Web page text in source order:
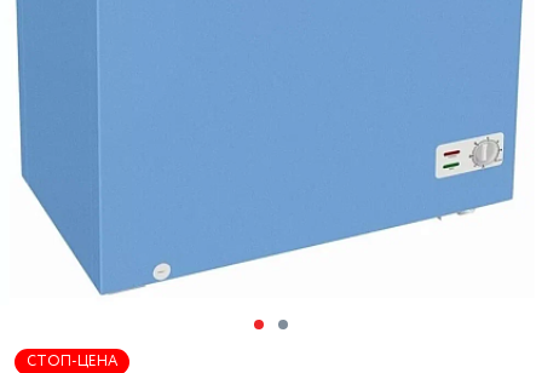
СТОП-ЦЕНА